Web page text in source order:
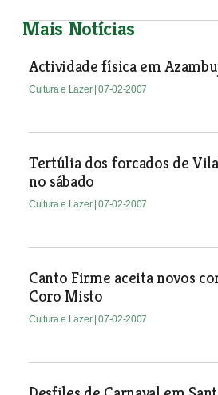
Mais Notícias
Actividade física em
Cultura e Lazer | 07-02-2007
Tertúlia dos forcados de
no sábado
Cultura e Lazer | 07-02-2007
Canto Firme aceita novos
Coro Misto
Cultura e Lazer | 07-02-2007